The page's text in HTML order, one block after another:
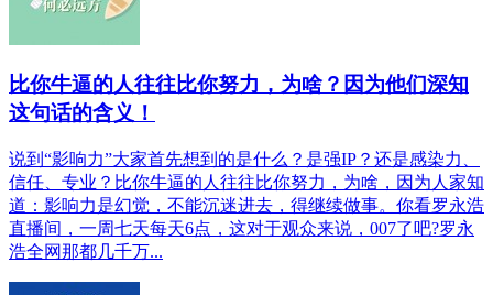
比你牛逼的人往往比你努力，为啥？因为他们深知
这句话的含义！
说到“影响力”大家首先想到的是什么？是强IP？还是感染力、
信任、专业？比你牛逼的人往往比你努力，为啥，因为人家知
道：影响力是幻觉，不能沉迷进去，得继续做事。你看罗永浩
直播间，一周七天每天6点，这对于观众来说，007了吧?罗永
浩全网那都几千万...